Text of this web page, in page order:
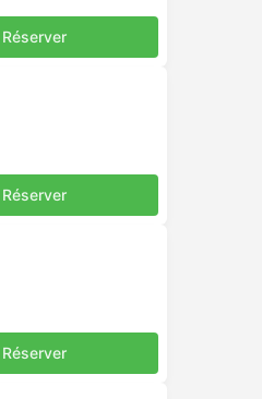
Réserver
Réserver
Réserver